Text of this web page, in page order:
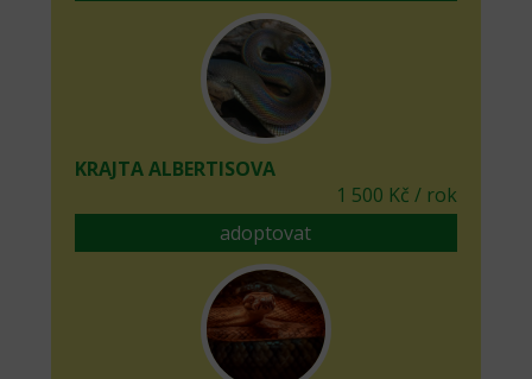
KRAJTA ALBERTISOVA
1 500 Kč / rok
adoptovat